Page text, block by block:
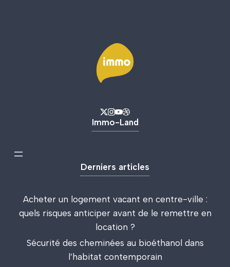
Immo-Land
Derniers articles
Acheter un logement vacant en centre-ville :
quels risques anticiper avant de le remettre en
location ?
Sécurité des cheminées au bioéthanol dans
l’habitat contemporain